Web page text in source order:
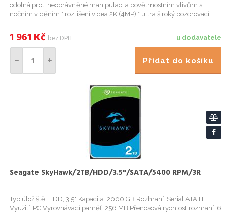
odolná proti neoprávněné manipulaci a povětrnostním vlivům s
nočním viděním * rozlišení videa 2K (4MP) * ultra široký pozorovací
u dodavatele
1 961 Kč bez DPH
Přidat do košíku
Seagate SkyHawk/2TB/HDD/3.5"/SATA/5400 RPM/3R
Typ úložiště: HDD, 3.5" Kapacita: 2000 GB Rozhraní: Serial ATA III
Využití: PC Vyrovnávací paměť: 256 MB Přenosová rychlost rozhraní: 6